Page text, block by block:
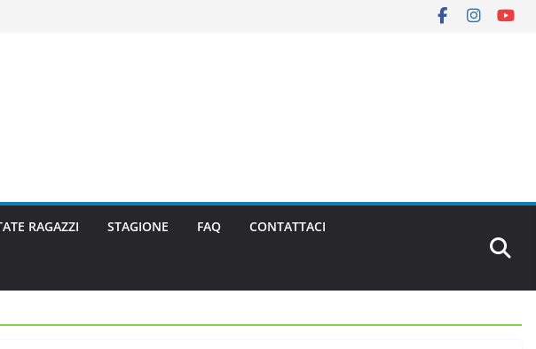
RAGAZZI STAGIONE FAQ CONTATTACI